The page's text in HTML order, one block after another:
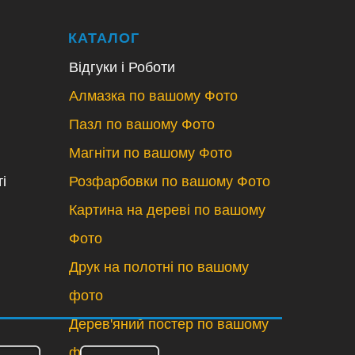
КАТАЛОГ
Відгуки і Роботи
Алмазка по вашому Фото
Пазл по вашому Фото
Магніти по вашому Фото
Розфарбовки по вашому Фото
Картина на дереві по вашому
Фото
Друк на полотні по вашому
фото
Дерев'яний постер по вашому